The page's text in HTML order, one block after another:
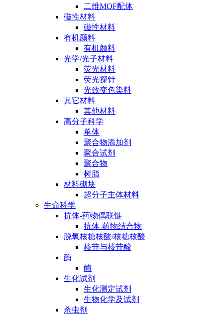
二维MOF配体
磁性材料
磁性材料
有机颜料
有机颜料
光学/光子材料
荧光材料
荧光探针
光致变色染料
其它材料
其他材料
高分子科学
单体
聚合物添加剂
聚合试剂
聚合物
树脂
材料砌块
超分子主体材料
生命科学
抗体-药物偶联链
抗体-药物结合物
脱氧核糖核酸/核糖核酸
核苷与核苷酸
酶
酶
生化试剂
生化测定试剂
生物化学及试剂
杀虫剂